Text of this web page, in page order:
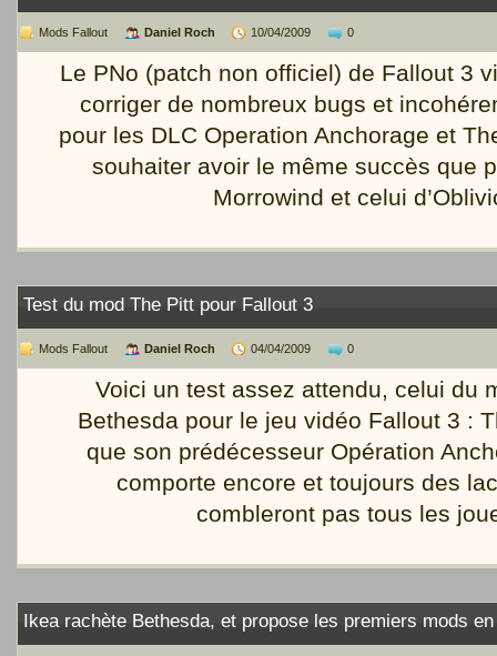
Mods Fallout Daniel Roch 10/04/2009 0
Le PNo (patch non officiel) de Fallout 3
corriger de nombreux bugs et
pour les DLC Operation Anchorage et
souhaiter avoir le même succès que
Morrowind et celui
Test du mod The Pitt pour Fallout 3
Mods Fallout Daniel Roch 04/04/2009 0
Voici un test assez attendu, celui du
Bethesda pour le jeu vidéo Fallout 3 :
que son prédécesseur Opération
comporte encore et toujours des
combleront pas tous les
Ikea rachète Bethesda, et propose les premiers mods